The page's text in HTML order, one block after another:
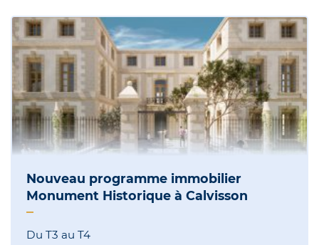
Nouveau programme immobilier
Monument Historique à Calvisson
Du T3 au T4